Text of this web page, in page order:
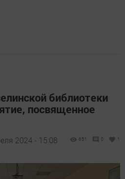
библиотеки
посвященное
2024 - 15:08 651 0 1